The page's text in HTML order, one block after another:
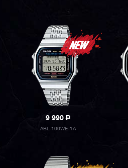
9 990P
ABL-100WE-1A